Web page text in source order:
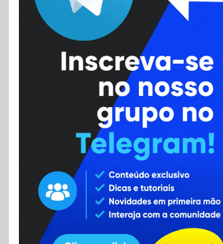
Colaboradores
Cursos
Enviar Dica
Contato
RSS